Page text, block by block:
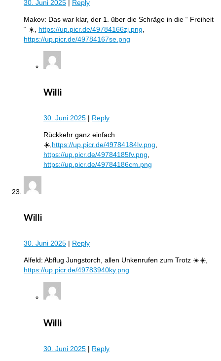
30. Juni 2025 | Reply
Makov: Das war klar, der 1. über die Schräge in die “ Freiheit
“ ☀️, https://up.picr.de/49784166zj.png
https://up.picr.de/49784167se.png
Willi
30. Juni 2025 | Reply
Rückkehr ganz einfach
☀️, https://up.picr.de/49784184lv.png
https://up.picr.de/49784185fv.png
https://up.picr.de/49784186cm.png
Willi
30. Juni 2025 | Reply
Alfeld: Abflug Jungstorch, allen Unkenrufen zum Trotz ☀️☀️,
https://up.picr.de/49783940ky.png
Willi
30. Juni 2025 | Reply